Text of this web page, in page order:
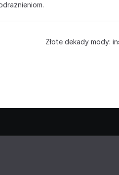
Złote dekady mody: